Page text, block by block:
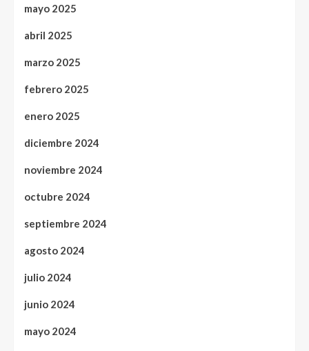
mayo 2025
abril 2025
marzo 2025
febrero 2025
enero 2025
diciembre 2024
noviembre 2024
octubre 2024
septiembre 2024
agosto 2024
julio 2024
junio 2024
mayo 2024